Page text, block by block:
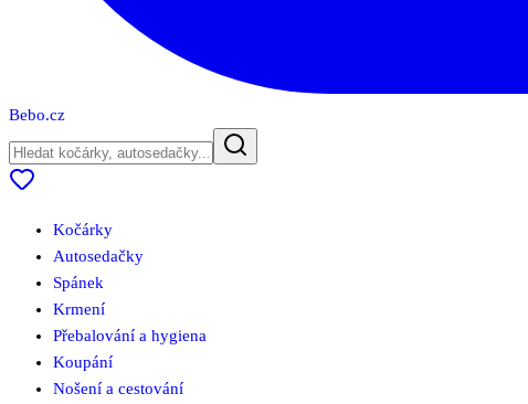
Bebo.cz
Kočárky
Autosedačky
Spánek
Krmení
Přebalování a hygiena
Koupání
Nošení a cestování